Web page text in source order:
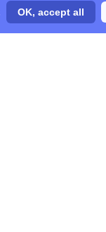
OK, accept all